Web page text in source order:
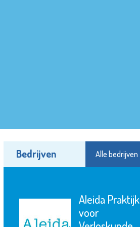
Bedrijven Alle bedrijven
Aleida Praktijk
voor